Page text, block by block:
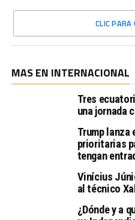
CLIC PARA
MAS EN INTERNACIONAL
Tres
una jornada
Trump lanza
prioritarias
tengan
Vinícius
al técnico
¿Dónde y a